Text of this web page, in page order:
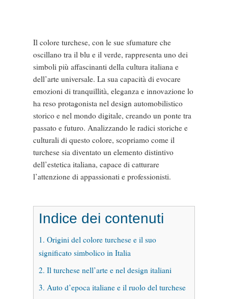
Il colore turchese, con le sue sfumature che
oscillano tra il blu e il verde, rappresenta uno dei
simboli più affascinanti della cultura italiana e
dell’arte universale. La sua capacità di evocare
emozioni di tranquillità, eleganza e innovazione lo
ha reso protagonista nel design automobilistico
storico e nel mondo digitale, creando un ponte tra
passato e futuro. Analizzando le radici storiche e
culturali di questo colore, scopriamo come il
turchese sia diventato un elemento distintivo
dell’estetica italiana, capace di catturare
l’attenzione di appassionati e professionisti.
Indice dei contenuti
1. Origini del colore turchese e il suo
significato simbolico in Italia
2. Il turchese nell’arte e nel design italiani
3. Auto d’epoca italiane e il ruolo del turchese